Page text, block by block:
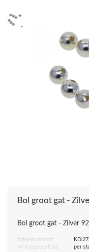
Bol groot gat -
Bol groot gat - Zilver
Artikelnummer:
Verkoopseenheid:
per